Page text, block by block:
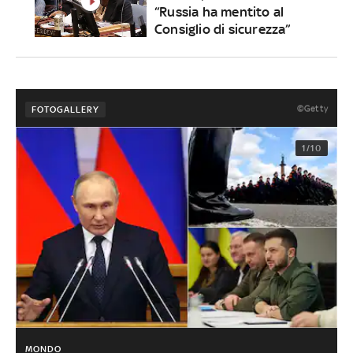
“Russia ha mentito al
Consiglio di sicurezza”
FOTOGALLERY ©Getty
1/10
MONDO